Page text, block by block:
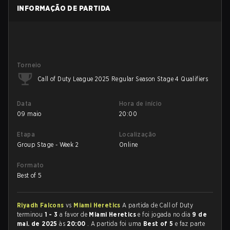
INFORMAÇÃO DE PARTIDA
Torneio
Call of Duty League 2025 Regular Season Stage 4 Qualifiers
Data
09 maio
Hora de início
20:00
Etapa
Group Stage - Week 2
Localização
Online
Formato
Best of 5
Riyadh Falcons vs Miami HereticsA partida de Call of Duty
terminou 1 - 3 a favor de Miami Hereticse foi jogada no dia 9 de
mai. de 2025às 20:00 . A partida foi uma Best of 5 e faz parte